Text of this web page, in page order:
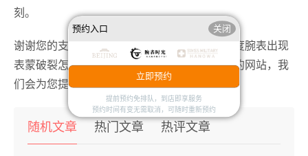
刻。
谢谢您的支持，如果您还有其他需要了解的美度腕表出现
表蒙破裂怎么处理相关知识，请继续关注我们的网站，我
们会为您提供更多的精彩内容。
随机文章 热门文章 热评文章
预约入口 关闭
立即预约
提前预约免排队，到店即享服务
预约时间有变无需取消，可随时重新预约